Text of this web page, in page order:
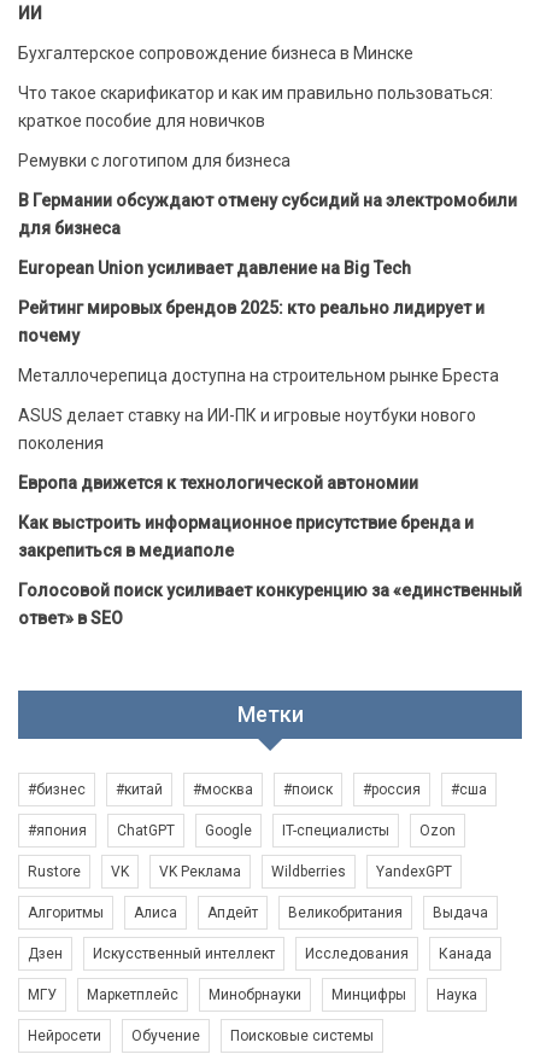
ИИ
Бухгалтерское сопровождение бизнеса в Минске
Что такое скарификатор и как им правильно пользоваться:
краткое пособие для новичков
Ремувки с логотипом для бизнеса
В Германии обсуждают отмену субсидий на электромобили
для бизнеса
European Union усиливает давление на Big Tech
Рейтинг мировых брендов 2025: кто реально лидирует и
почему
Металлочерепица доступна на строительном рынке Бреста
ASUS делает ставку на ИИ-ПК и игровые ноутбуки нового
поколения
Европа движется к технологической автономии
Как выстроить информационное присутствие бренда и
закрепиться в медиаполе
Голосовой поиск усиливает конкуренцию за «единственный
ответ» в SEO
Метки
#бизнес #китай #москва #поиск #россия #сша
#япония ChatGPT Google IT-специалисты Ozon
Rustore VK VK Реклама Wildberries YandexGPT
Алгоритмы Алиса Апдейт Великобритания Выдача
Дзен Искусственный интеллект Исследования Канада
МГУ Маркетплейс Минобрнауки Минцифры Наука
Нейросети Обучение Поисковые системы